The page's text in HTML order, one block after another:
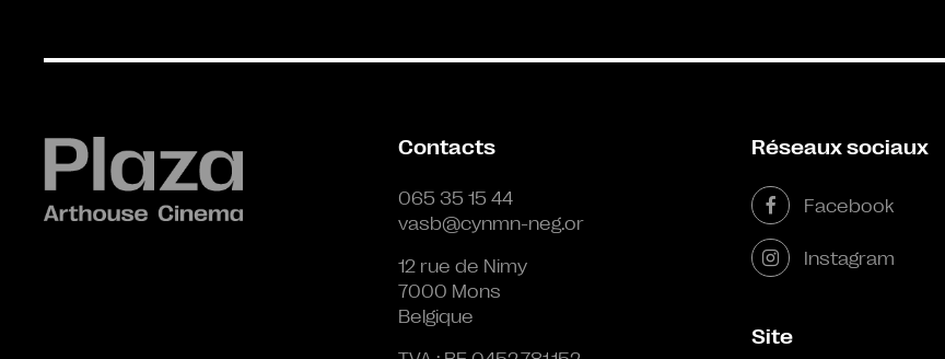
Contacts
065 35 15 44
vasb@cynmn-neg.or
12 rue de Nimy
7000 Mons
Belgique
Réseaux sociaux
Facebook
Instagram
Site